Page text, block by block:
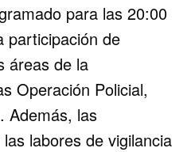
para las 20:00
participación de
áreas de la
Operación Policial,
Además, las
labores de vigilancia